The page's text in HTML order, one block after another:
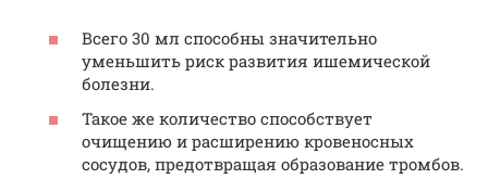
Всего 30 мл способны значительно
уменьшить риск развития ишемической
болезни.
Такое же количество способствует
очищению и расширению кровеносных
сосудов, предотвращая образование тромбов.